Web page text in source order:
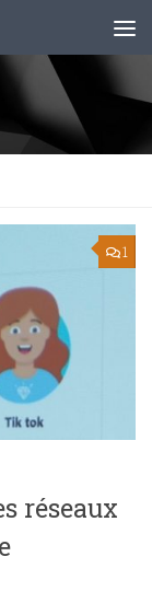
1
réseaux